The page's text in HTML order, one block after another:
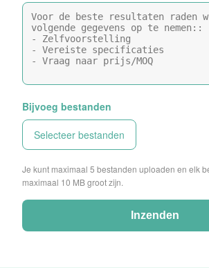
Bijvoeg bestanden
Selecteer bestanden
Je kunt maximaal 5 bestanden uploaden en elk
maximaal 10 MB groot zijn.
Inzenden